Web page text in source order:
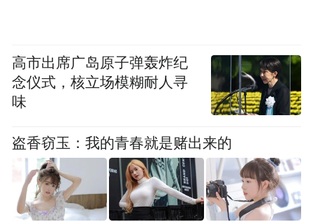
务中心。此外，16台移动式烘干机、249台固
定式烘干机、64台履带式拖拉机、204台履带
式玉米收获机，全面动员护航秋粮丰收。
高市出席广岛原子弹轰炸纪
念仪式，核立场模糊耐人寻
味
盗香窃玉：我的青春就是赌出来的